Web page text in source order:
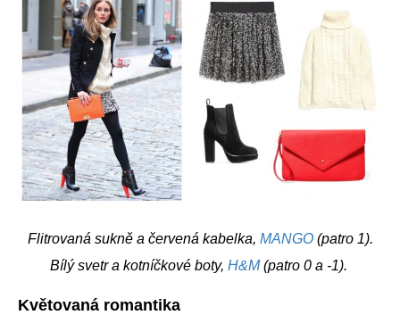
Flitrovaná sukně a červená kabelka, MANGO(patro 1).
Bílý svetr a kotníčkové boty, H&M(patro 0 a -1).
Květovaná romantika